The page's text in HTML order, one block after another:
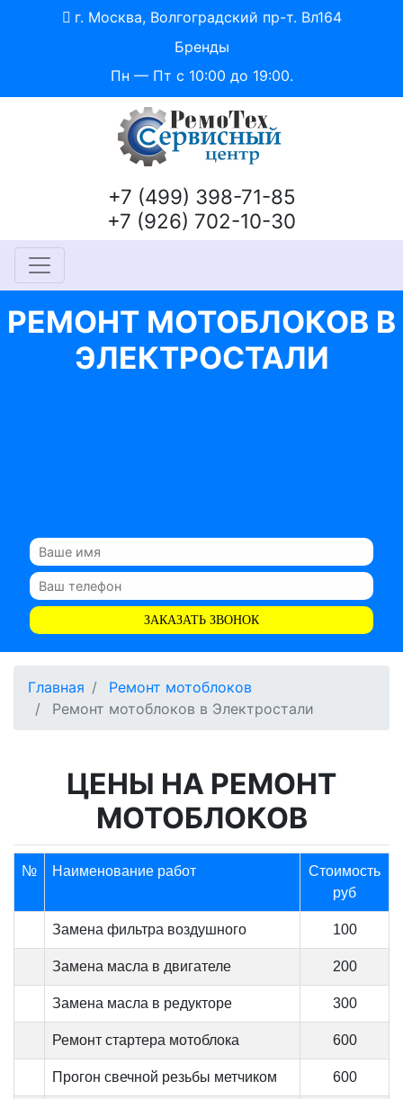
г. Москва, Волгоградский пр-т. Вл164
Бренды
Пн — Пт с 10:00 до 19:00.
+7 (499) 398-71-85
+7 (926) 702-10-30
РЕМОНТ МОТОБЛОКОВ В
ЭЛЕКТРОСТАЛИ
ЗАКАЗАТЬ ЗВОНОК
Главная
Ремонт мотоблоков
Ремонт мотоблоков в Электростали
ЦЕНЫ НА РЕМОНТ
МОТОБЛОКОВ
№ Наименование работ
Стоимость
руб
Замена фильтра воздушного 100
Замена масла в двигателе 200
Замена масла в редукторе 300
Ремонт стартера мотоблока 600
Прогон свечной резьбы метчиком 600